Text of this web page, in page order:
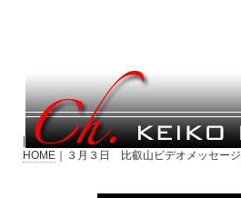
HOME｜３月３日 比叡山ビデオメッセージ|